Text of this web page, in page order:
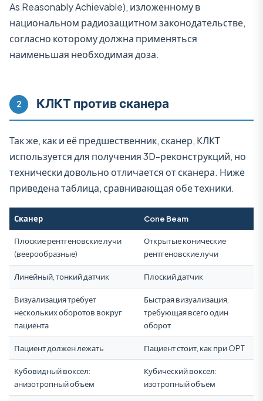
As Reasonably Achievable), изложенному в
национальном радиозащитном законодательстве,
согласно которому должна применяться
наименьшая необходимая доза.
2 КЛКТ против сканера
Так же, как и её предшественник, сканер, КЛКТ
используется для получения 3D-реконструкций, но
технически довольно отличается от сканера. Ниже
приведена таблица, сравнивающая обе техники.
Сканер Cone Beam
Плоские рентгеновские лучи
(веерообразные)
Открытые конические
рентгеновские лучи
Линейный, тонкий датчик Плоский датчик
Визуализация требует
нескольких оборотов вокруг
пациента
Быстрая визуализация,
требующая всего один
оборот
Пациент должен лежать Пациент стоит, как при OPT
Кубовидный воксел:
анизотропный объём
Кубический воксел:
изотропный объём